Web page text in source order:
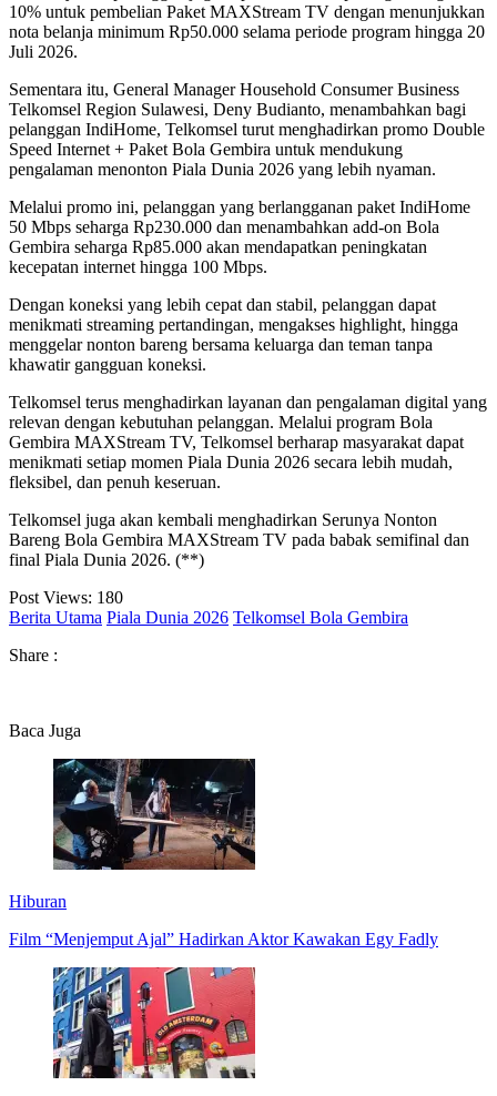
10% untuk pembelian Paket MAXStream TV dengan menunjukkan
nota belanja minimum Rp50.000 selama periode program hingga 20
Juli 2026.
Sementara itu, General Manager Household Consumer Business
Telkomsel Region Sulawesi, Deny Budianto, menambahkan bagi
pelanggan IndiHome, Telkomsel turut menghadirkan promo Double
Speed Internet + Paket Bola Gembira untuk mendukung
pengalaman menonton Piala Dunia 2026 yang lebih nyaman.
Melalui promo ini, pelanggan yang berlangganan paket IndiHome
50 Mbps seharga Rp230.000 dan menambahkan add-on Bola
Gembira seharga Rp85.000 akan mendapatkan peningkatan
kecepatan internet hingga 100 Mbps.
Dengan koneksi yang lebih cepat dan stabil, pelanggan dapat
menikmati streaming pertandingan, mengakses highlight, hingga
menggelar nonton bareng bersama keluarga dan teman tanpa
khawatir gangguan koneksi.
Telkomsel terus menghadirkan layanan dan pengalaman digital yang
relevan dengan kebutuhan pelanggan. Melalui program Bola
Gembira MAXStream TV, Telkomsel berharap masyarakat dapat
menikmati setiap momen Piala Dunia 2026 secara lebih mudah,
fleksibel, dan penuh keseruan.
Telkomsel juga akan kembali menghadirkan Serunya Nonton
Bareng Bola Gembira MAXStream TV pada babak semifinal dan
final Piala Dunia 2026. (**)
Post Views: 180
Berita Utama Piala Dunia 2026 Telkomsel Bola Gembira
Share :
Baca Juga
Hiburan
Film “Menjemput Ajal” Hadirkan Aktor Kawakan Egy Fadly